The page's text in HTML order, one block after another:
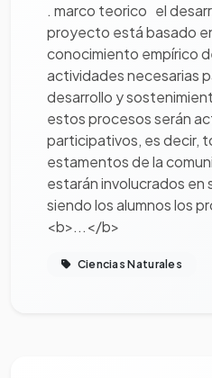
. marco teorico el
proyecto está basado
conocimiento empírico
actividades necesarias
desarrollo y
estos procesos serán
participativos, es decir,
estamentos de la
estarán involucrados en
siendo los alumnos los
<b>...</b>
Ciencias Naturales